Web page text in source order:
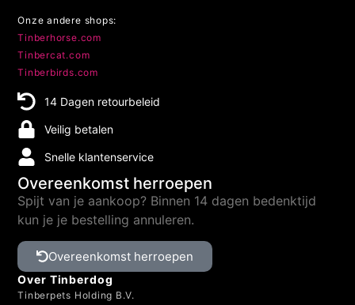
Onze andere shops:
Tinberhorse.com
Tinbercat.com
Tinberbirds.com
14 Dagen retourbeleid
Veilig betalen
Snelle klantenservice
Overeenkomst herroepen
Spijt van je aankoop? Binnen 14 dagen bedenktijd
kun je je bestelling annuleren.
Overeenkomst herroepen
Over Tinberdog
Tinberpets Holding B.V.